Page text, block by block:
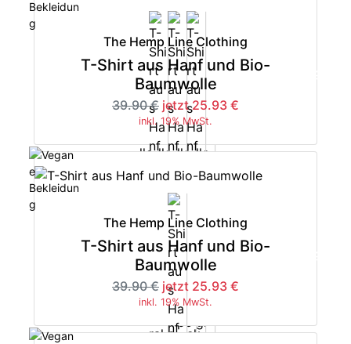
The Hemp Line Clothing
T-Shirt aus Hanf und Bio-
Baumwolle
39.90 € jetzt 25.93 €
inkl. 19% MwSt.
-35%
The Hemp Line Clothing
T-Shirt aus Hanf und Bio-
Baumwolle
39.90 € jetzt 25.93 €
inkl. 19% MwSt.
-35%